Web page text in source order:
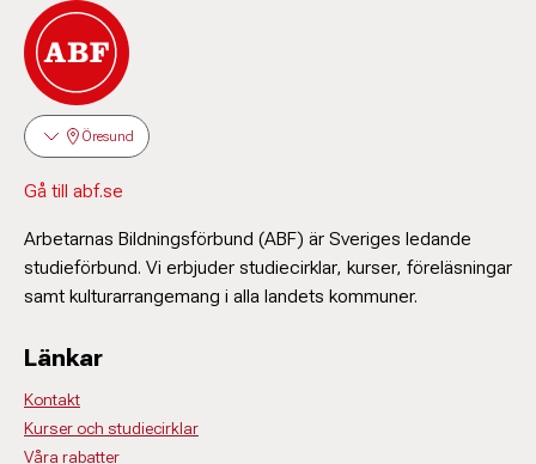
Öresund
Gå till abf.se
Arbetarnas Bildningsförbund (ABF) är Sveriges ledande
studieförbund. Vi erbjuder studiecirklar, kurser, föreläsningar
samt kulturarrangemang i alla landets kommuner.
Länkar
Kontakt
Kurser och studiecirklar
Våra rabatter